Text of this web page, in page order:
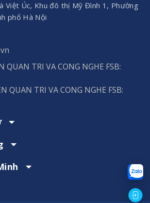
Việt Úc, Khu đô thị Mỹ Đình 1, Phường
phố Hà Nội
QUAN TRI VA CONG NGHE FSB:
QUAN TRI VA CONG NGHE FSB: